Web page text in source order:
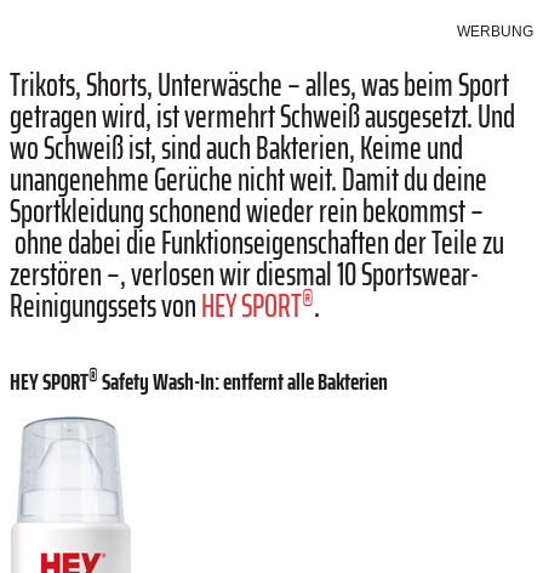
WERBUNG
Trikots, Shorts, Unterwäsche – alles, was beim Sport
getragen wird, ist vermehrt Schweiß ausgesetzt. Und
wo Schweiß ist, sind auch Bakterien, Keime und
unangenehme Gerüche nicht weit. Damit du deine
Sportkleidung schonend wieder rein bekommst–
ohne dabei die Funktionseigenschaften der Teile zu
zerstören–,verlosen wir diesmal 10 Sportswear-
Reinigungssets vonHEY SPORT®.
HEY SPORT®Safety Wash-In: entfernt alle Bakterien